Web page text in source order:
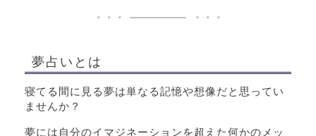
夢占いとは
寝てる間に見る夢は単なる記憶や想像だと思ってい
ませんか？
夢には自分のイマジネーションを超えた何かのメッ